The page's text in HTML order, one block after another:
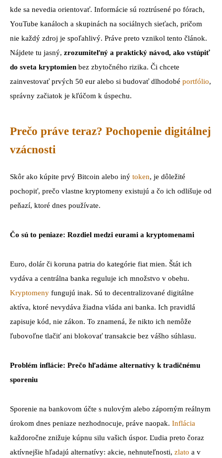
kde sa nevedia orientovať. Informácie sú roztrúsené po fórach,
YouTube kanáloch a skupinách na sociálnych sieťach, pričom
nie každý zdroj je spoľahlivý. Práve preto vznikol tento článok.
Nájdete tu jasný, zrozumiteľný a praktický návod, ako vstúpiť
do sveta kryptomien bez zbytočného rizika. Či chcete
zainvestovať prvých 50 eur alebo si budovať dlhodobé portfólio,
správny začiatok je kľúčom k úspechu.
Prečo práve teraz? Pochopenie digitálnej
vzácnosti
Skôr ako kúpite prvý Bitcoin alebo iný token, je dôležité
pochopiť, prečo vlastne kryptomeny existujú a čo ich odlišuje od
peňazí, ktoré dnes používate.
Čo sú to peniaze: Rozdiel medzi eurami a kryptomenami
Euro, dolár či koruna patria do kategórie fiat mien. Štát ich
vydáva a centrálna banka reguluje ich množstvo v obehu.
Kryptomeny fungujú inak. Sú to decentralizované digitálne
aktíva, ktoré nevydáva žiadna vláda ani banka. Ich pravidlá
zapisuje kód, nie zákon. To znamená, že nikto ich nemôže
ľubovoľne tlačiť ani blokovať transakcie bez vášho súhlasu.
Problém inflácie: Prečo hľadáme alternatívy k tradičnému
sporeniu
Sporenie na bankovom účte s nulovým alebo záporným reálnym
úrokom dnes peniaze nezhodnocuje, práve naopak. Inflácia
každoročne znižuje kúpnu silu vašich úspor. Ľudia preto čoraz
aktívnejšie hľadajú alternatívy: akcie, nehnuteľnosti, zlato a v